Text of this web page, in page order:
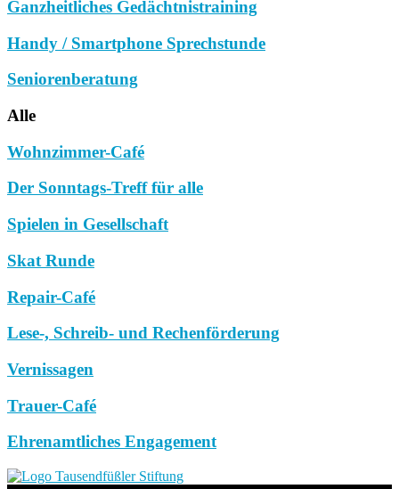
Ganzheitliches Gedächtnistraining
Handy / Smartphone Sprechstunde
Seniorenberatung
Alle
Wohnzimmer-Café
Der Sonntags-Treff für alle
Spielen in Gesellschaft
Skat Runde
Repair-Café
Lese-, Schreib- und Rechenförderung
Vernissagen
Trauer-Café
Ehrenamtliches Engagement